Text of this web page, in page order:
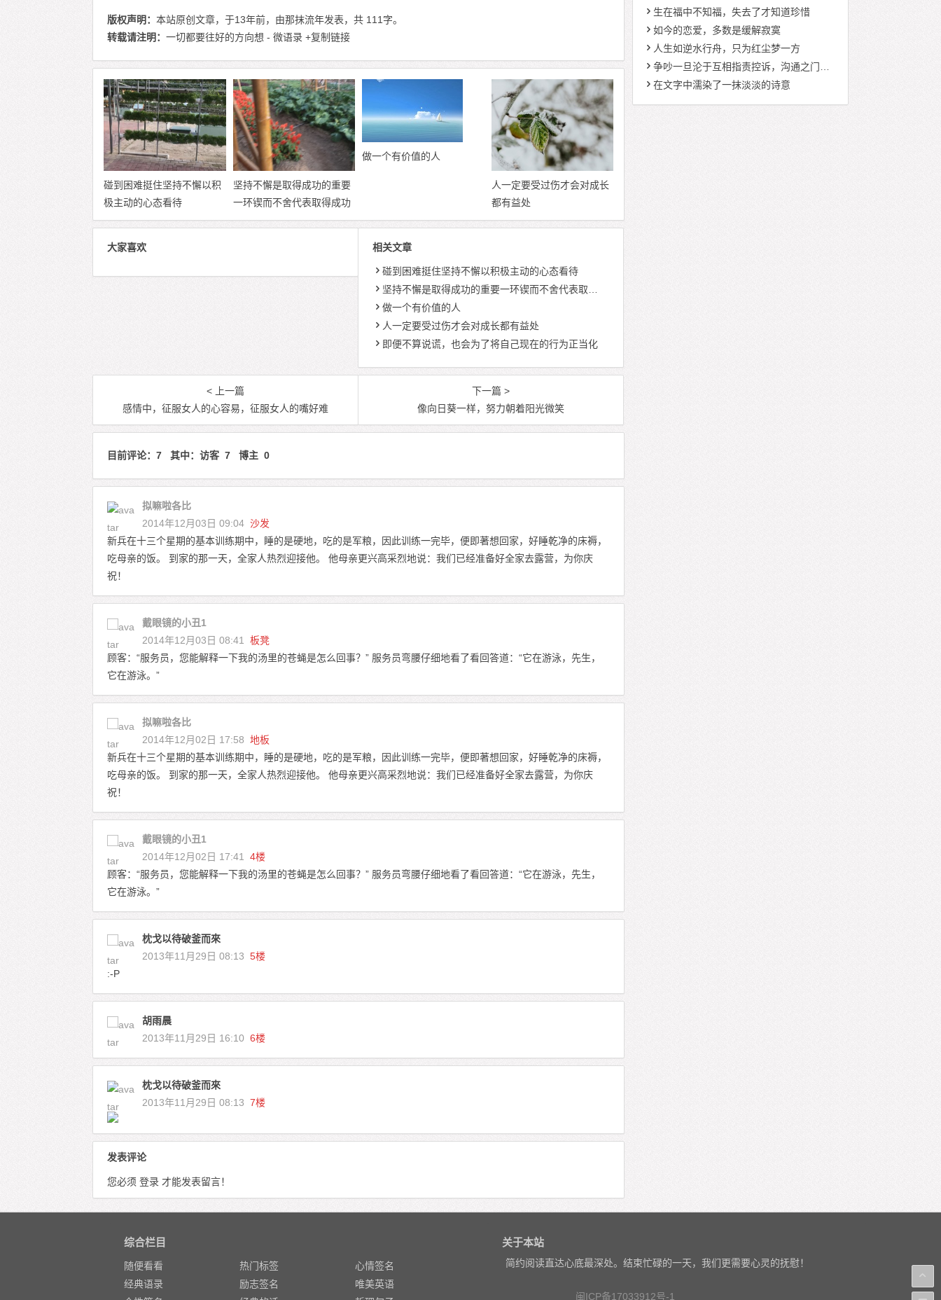
版权声明： 本站原创文章，于13年前，由那抹流年发表，共 111字。
转载请注明： 一切都要往好的方向想 - 微语录 +复制链接
碰到困难挺住坚持不懈以积
极主动的心态看待
坚持不懈是取得成功的重要
一环锲而不舍代表取得成功
做一个有价值的人
人一定要受过伤才会对成长
都有益处
大家喜欢 相关文章
碰到困难挺住坚持不懈以积极主动的心态看待
坚持不懈是取得成功的重要一环锲而不舍代表取得成功
做一个有价值的人
人一定要受过伤才会对成长都有益处
即便不算说谎，也会为了将自己现在的行为正当化
< 上一篇
感情中，征服女人的心容易，征服女人的嘴好难
下一篇 >
像向日葵一样，努力朝着阳光微笑
目前评论：7 其中：访客 7 博主 0
拟嘛啦各比
2014年12月03日 09:04 沙发
新兵在十三个星期的基本训练期中，睡的是硬地，吃的是军粮，因此训练一完毕，便即著想回家，好睡乾净的床褥，
吃母亲的饭。 到家的那一天，全家人热烈迎接他。 他母亲更兴高采烈地说：我们已经准备好全家去露营，为你庆
祝！
戴眼镜的小丑1
2014年12月03日 08:41
板凳
顾客：“服务员，您能解释一下我的汤里的苍蝇是怎么回事？” 服务员弯腰仔细地看了看回答道：“它在游泳，先生，
它在游泳。”
拟嘛啦各比
2014年12月02日 17:58 地板
新兵在十三个星期的基本训练期中，睡的是硬地，吃的是军粮，因此训练一完毕，便即著想回家，好睡乾净的床褥，
吃母亲的饭。 到家的那一天，全家人热烈迎接他。 他母亲更兴高采烈地说：我们已经准备好全家去露营，为你庆
祝！
戴眼镜的小丑1
2014年12月02日 17:41
4楼
顾客：“服务员，您能解释一下我的汤里的苍蝇是怎么回事？” 服务员弯腰仔细地看了看回答道：“它在游泳，先生，
它在游泳。”
枕戈以待破釜而來
2013年11月29日 08:13 5楼
:-P
胡雨晨
2013年11月29日 16:10 6楼
枕戈以待破釜而來
2013年11月29日 08:13 7楼
发表评论
您必须 登录 才能发表留言！
生在福中不知福，失去了才知道珍惜
如今的恋爱，多数是缓解寂寞
人生如逆水行舟，只为红尘梦一方
争吵一旦沦于互相指责控诉，沟通之门便从此关闭
在文字中濡染了一抹淡淡的诗意
综合栏目
随便看看 热门标签
心情签名
经典语录
励志签名
唯美英语
关于本站
简约阅读直达心底最深处。结束忙碌的一天，我们更需要心灵的抚慰！
闽ICP备17033912号-1